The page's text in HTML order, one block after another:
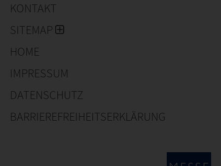
KONTAKT
SITEMAP
HOME
IMPRESSUM
DATENSCHUTZ
BARRIEREFREIHEITSERKLÄRUNG